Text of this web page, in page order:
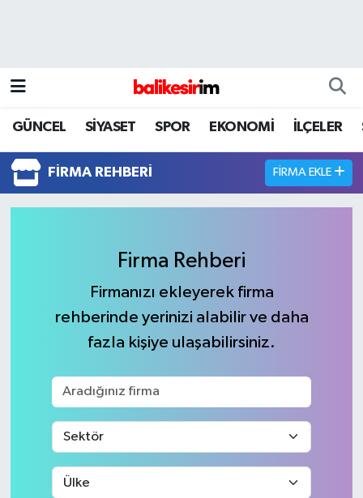
GÜNCEL SİYASET SPOR EKONOMİ İLÇELER
FIRMA REHBERI FIRMA EKLE
Firma Rehberi
Firmanızı ekleyerek firma
rehberinde yerinizi alabilir ve daha
fazla kişiye ulaşabilirsiniz.